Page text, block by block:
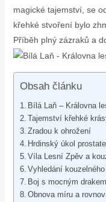
magické tajemství, se
křehké stvoření bylo
Příběh plný zázraků a
Obsah článku
Bílá Laň – Královna
Tajemství křehké
Zradou k ohrožení
Hrdinský úkol
Víla⁣ Lesní Zpěv a
Vyhledání
Boj s mocným​
Obnova míru a